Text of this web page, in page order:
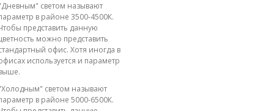
светом называют
в районе 3500-4500К.
представить данную
можно представить
офис. Хотя иногда в
используется и параметр
светом называют
в районе 5000-6500К.